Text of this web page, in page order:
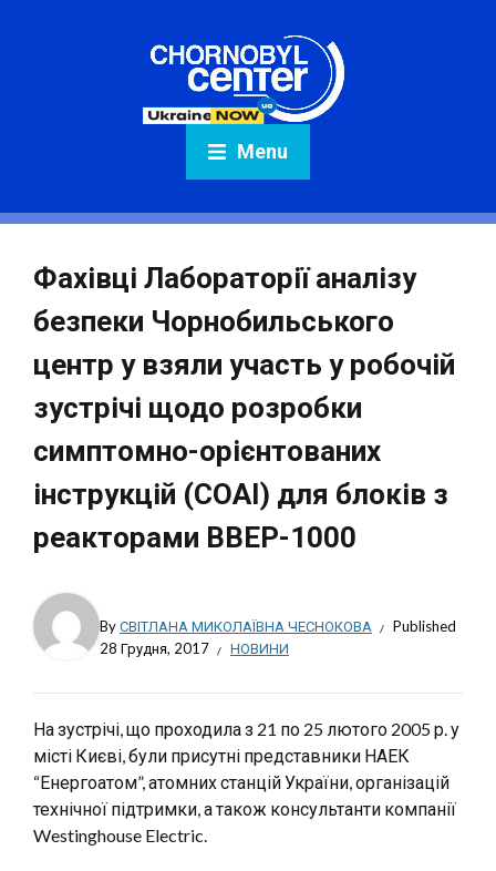
Menu
Фахівці Лабораторії аналізу
безпеки Чорнобильського
центр у взяли участь у робочій
зустрічі щодо розробки
симптомно-орієнтованих
інструкцій (СОАІ) для блоків з
реакторами ВВЕР-1000
ByСВІТЛАНА МИКОЛАЇВНА ЧЕСНОКОВА
Published
28 Грудня, 2017
НОВИНИ
На зустрічі, що проходила з 21 по 25 лютого 2005 р. у
місті Києві, були присутні представники НАЕК
“Енергоатом”, атомних станцій України, організацій
технічної підтримки, а також консультанти компанії
Westinghouse Electric.